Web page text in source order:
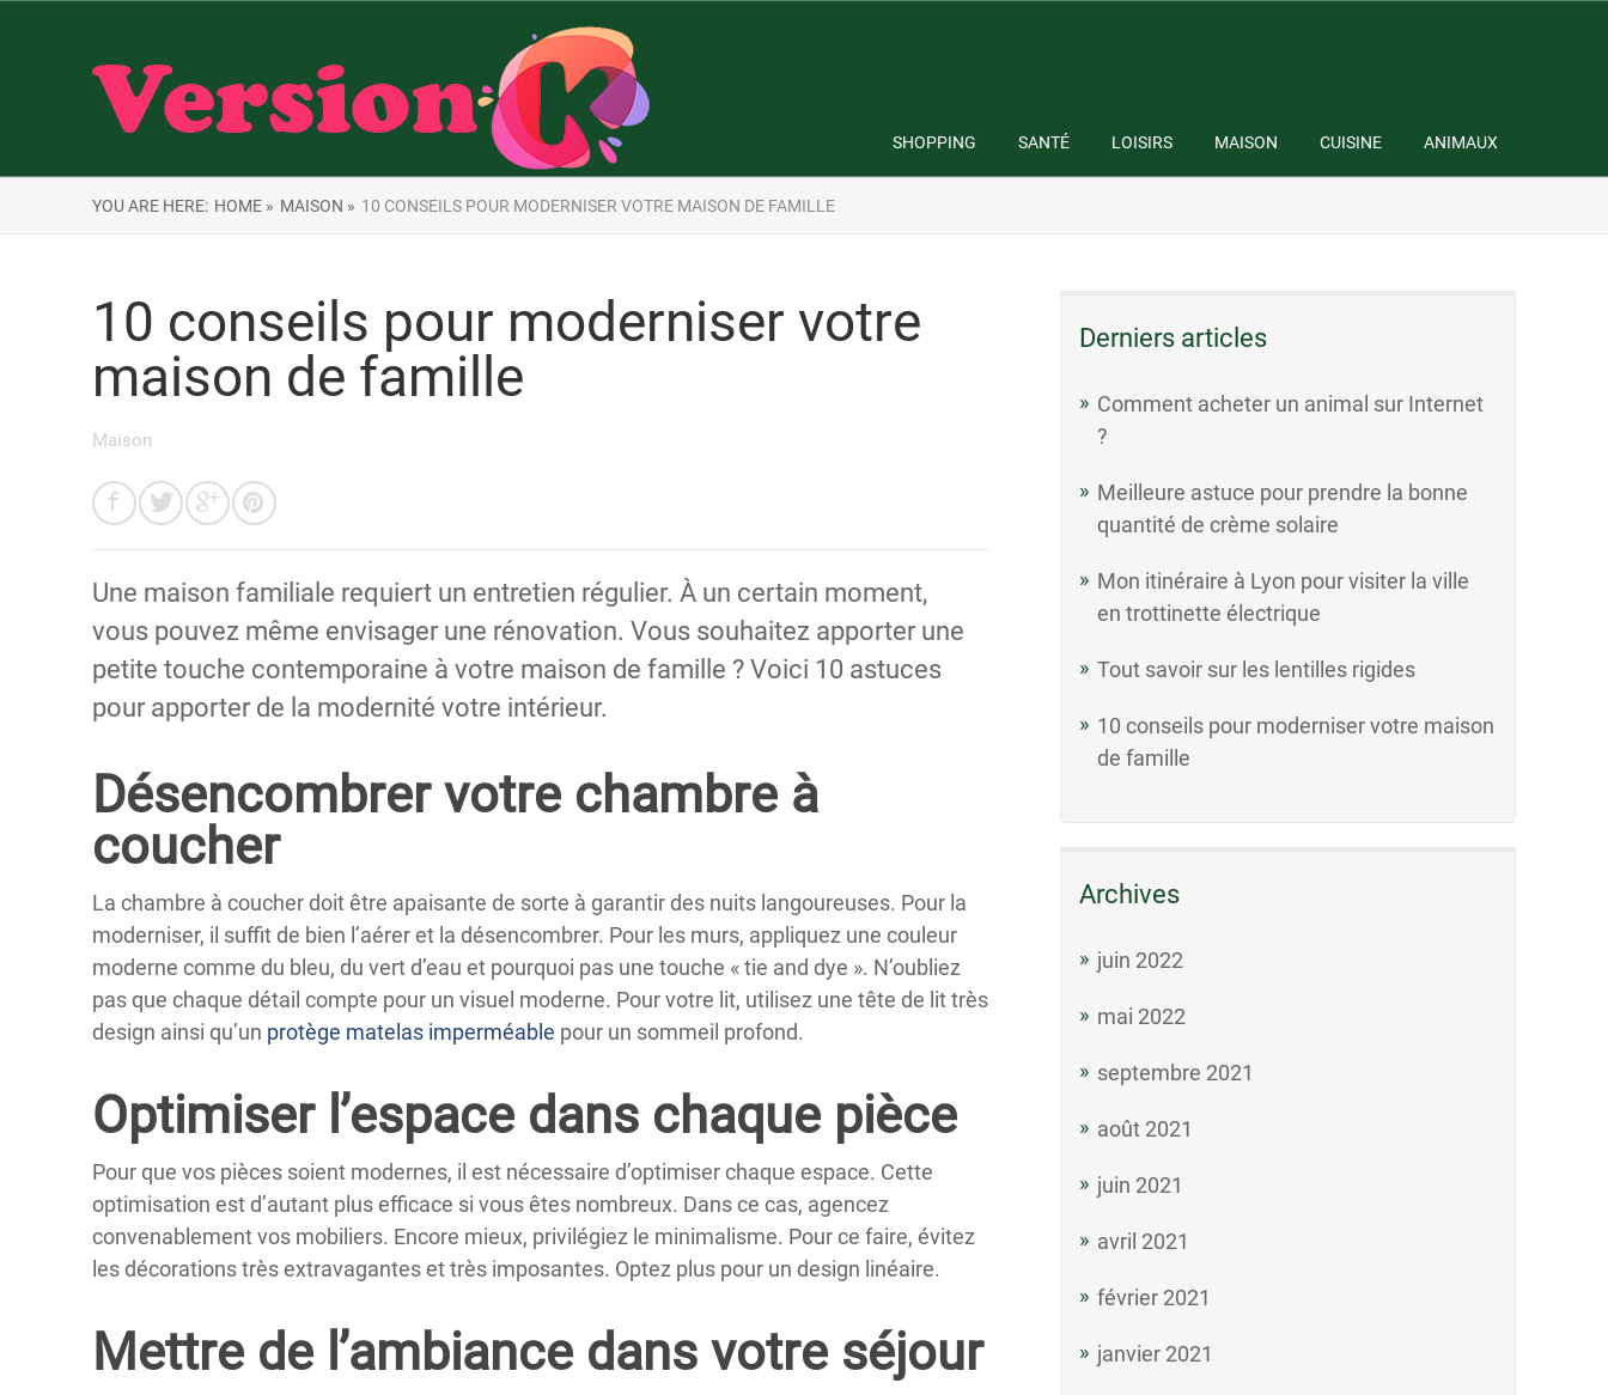
SHOPPING SANTÉ LOISIRS MAISON CUISINE ANIMAUX
YOU ARE HERE: HOME » MAISON » 10 CONSEILS POUR MODERNISER VOTRE MAISON DE FAMILLE
Derniers articles
Comment acheter un animal sur Internet
?
Meilleure astuce pour prendre la bonne
quantité de crème solaire
Mon itinéraire à Lyon pour visiter la ville
en trottinette électrique
Tout savoir sur les lentilles rigides
10 conseils pour moderniser votre maison
de famille
Archives
juin 2022
mai 2022
septembre 2021
août 2021
juin 2021
avril 2021
février 2021
janvier 2021
10 conseils pour moderniser votre
maison de famille
Maison
Une maison familiale requiert un entretien régulier. À un certain moment,
vous pouvez même envisager une rénovation. Vous souhaitez apporter une
petite touche contemporaine à votre maison de famille ? Voici 10 astuces
pour apporter de la modernité votre intérieur.
Désencombrer votre chambre à
coucher
La chambre à coucher doit être apaisante de sorte à garantir des nuits langoureuses. Pour la
moderniser, il suffit de bien l’aérer et la désencombrer. Pour les murs, appliquez une couleur
moderne comme du bleu, du vert d’eau et pourquoi pas une touche « tie and dye ». N’oubliez
pas que chaque détail compte pour un visuel moderne. Pour votre lit, utilisez une tête de lit très
design ainsi qu’un protège matelas imperméable pour un sommeil profond.
Optimiser l’espace dans chaque pièce
Pour que vos pièces soient modernes, il est nécessaire d’optimiser chaque espace. Cette
optimisation est d’autant plus efficace si vous êtes nombreux. Dans ce cas, agencez
convenablement vos mobiliers. Encore mieux, privilégiez le minimalisme. Pour ce faire, évitez
les décorations très extravagantes et très imposantes. Optez plus pour un design linéaire.
Mettre de l’ambiance dans votre séjour